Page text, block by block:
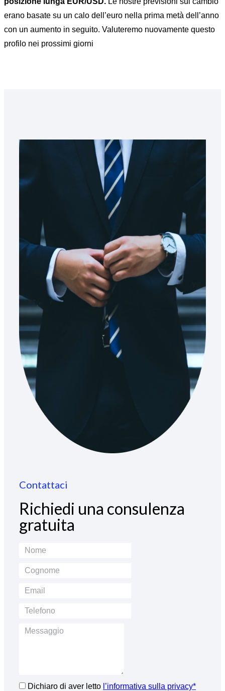
erano basate su un calo dell’euro nella prima metà dell’anno
con un aumento in seguito. Valuteremo nuovamente questo
profilo nei prossimi giorni
Contattaci
Richiedi una consulenza
gratuita
Dichiaro di aver letto l’informativa sulla privacy*